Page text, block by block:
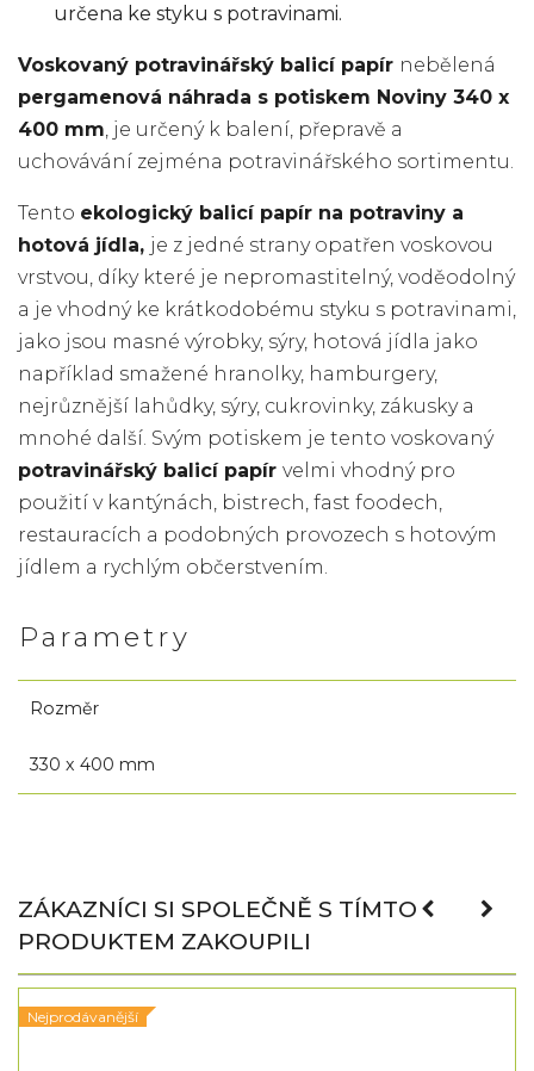
určena ke styku s potravinami.
Voskovaný potravinářský balicí papír nebělená
pergamenová náhrada s potiskem Noviny 340 x
400 mm, je určený k balení, přepravě a
uchovávání zejména potravinářského sortimentu.
Tento ekologický balicí papír na potraviny a
hotová jídla, je z jedné strany opatřen voskovou
vrstvou, díky které je nepromastitelný, voděodolný
a je vhodný ke krátkodobému styku s potravinami,
jako jsou masné výrobky, sýry, hotová jídla jako
například smažené hranolky, hamburgery,
nejrůznější lahůdky, sýry, cukrovinky, zákusky a
mnohé další. Svým potiskem je tento voskovaný
potravinářský balicí papír velmi vhodný pro
použití v kantýnách, bistrech, fast foodech,
restauracích a podobných provozech s hotovým
jídlem a rychlým občerstvením.
Parametry
Rozměr
330 x 400 mm
ZÁKAZNÍCI SI SPOLEČNĚ S TÍMTO
PRODUKTEM ZAKOUPILI
Nejprodávanější